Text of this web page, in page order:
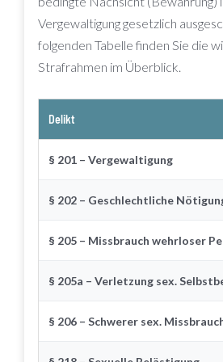
Vergewaltigung gesetzlich
folgenden Tabelle finden Sie die
Strafrahmen im Überblick.
Delikt
§ 201 – Vergewaltigung
§ 202 – Geschlechtliche
§ 205 – Missbrauch wehrloser
§ 205a – Verletzung sex.
§ 206 – Schwerer sex.